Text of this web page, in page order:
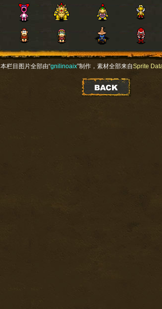
本栏目图片全部由“gnilinoaix”制作，素材全部来自Sprite